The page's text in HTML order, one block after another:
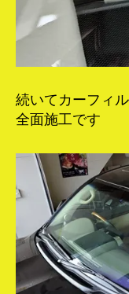
続いてカーフィ
全面施工です